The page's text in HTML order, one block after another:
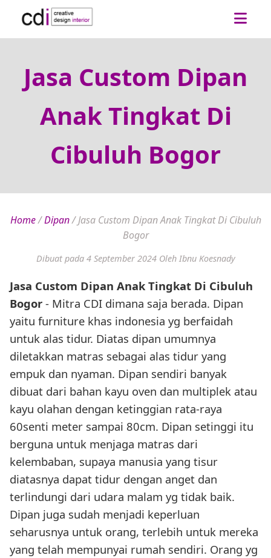
Jasa Custom Dipan
Anak Tingkat Di
Cibuluh Bogor
Home/Dipan/Jasa Custom Dipan Anak Tingkat Di Cibuluh
Bogor
Dibuat pada 4 September 2024 Oleh Ibnu Koesnady
Jasa Custom Dipan Anak Tingkat Di Cibuluh
Bogor - Mitra CDI dimana saja berada. Dipan
yaitu furniture khas indonesia yg berfaidah
untuk alas tidur. Diatas dipan umumnya
diletakkan matras sebagai alas tidur yang
empuk dan nyaman. Dipan sendiri banyak
dibuat dari bahan kayu oven dan multiplek atau
kayu olahan dengan ketinggian rata-raya
60senti meter sampai 80cm. Dipan setinggi itu
berguna untuk menjaga matras dari
kelembaban, supaya manusia yang tisur
diatasnya dapat tidur dengan anget dan
terlindungi dari udara malam yg tidak baik.
Dipan juga sudah menjadi keperluan
seharusnya untuk orang, terlebih untuk mereka
yang telah mempunyai rumah sendiri. Orang yg